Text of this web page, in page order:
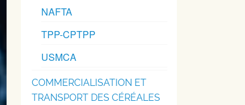
NAFTA
TPP-CPTPP
USMCA
COMMERCIALISATION ET
TRANSPORT DES CÉRÉALES